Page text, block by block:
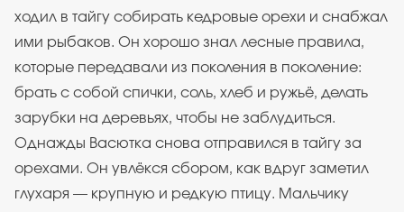
ходил в тайгу собирать кедровые орехи и снабжал
ими рыбаков. Он хорошо знал лесные правила,
которые передавали из поколения в поколение:
брать с собой спички, соль, хлеб и ружьё, делать
зарубки на деревьях, чтобы не заблудиться.
Однажды Васютка снова отправился в тайгу за
орехами. Он увлёкся сбором, как вдруг заметил
глухаря — крупную и редкую птицу. Мальчику